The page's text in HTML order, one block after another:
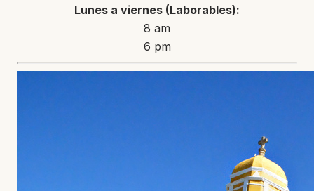
Lunes a viernes (Laborables):
8 am
6 pm